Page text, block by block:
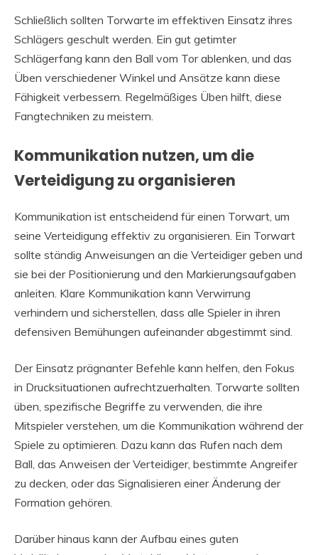
Schließlich sollten Torwarte im effektiven Einsatz ihres
Schlägers geschult werden. Ein gut getimter
Schlägerfang kann den Ball vom Tor ablenken, und das
Üben verschiedener Winkel und Ansätze kann diese
Fähigkeit verbessern. Regelmäßiges Üben hilft, diese
Fangtechniken zu meistern.
Kommunikation nutzen, um die
Verteidigung zu organisieren
Kommunikation ist entscheidend für einen Torwart, um
seine Verteidigung effektiv zu organisieren. Ein Torwart
sollte ständig Anweisungen an die Verteidiger geben und
sie bei der Positionierung und den Markierungsaufgaben
anleiten. Klare Kommunikation kann Verwirrung
verhindern und sicherstellen, dass alle Spieler in ihren
defensiven Bemühungen aufeinander abgestimmt sind.
Der Einsatz prägnanter Befehle kann helfen, den Fokus
in Drucksituationen aufrechtzuerhalten. Torwarte sollten
üben, spezifische Begriffe zu verwenden, die ihre
Mitspieler verstehen, um die Kommunikation während der
Spiele zu optimieren. Dazu kann das Rufen nach dem
Ball, das Anweisen der Verteidiger, bestimmte Angreifer
zu decken, oder das Signalisieren einer Änderung der
Formation gehören.
Darüber hinaus kann der Aufbau eines guten